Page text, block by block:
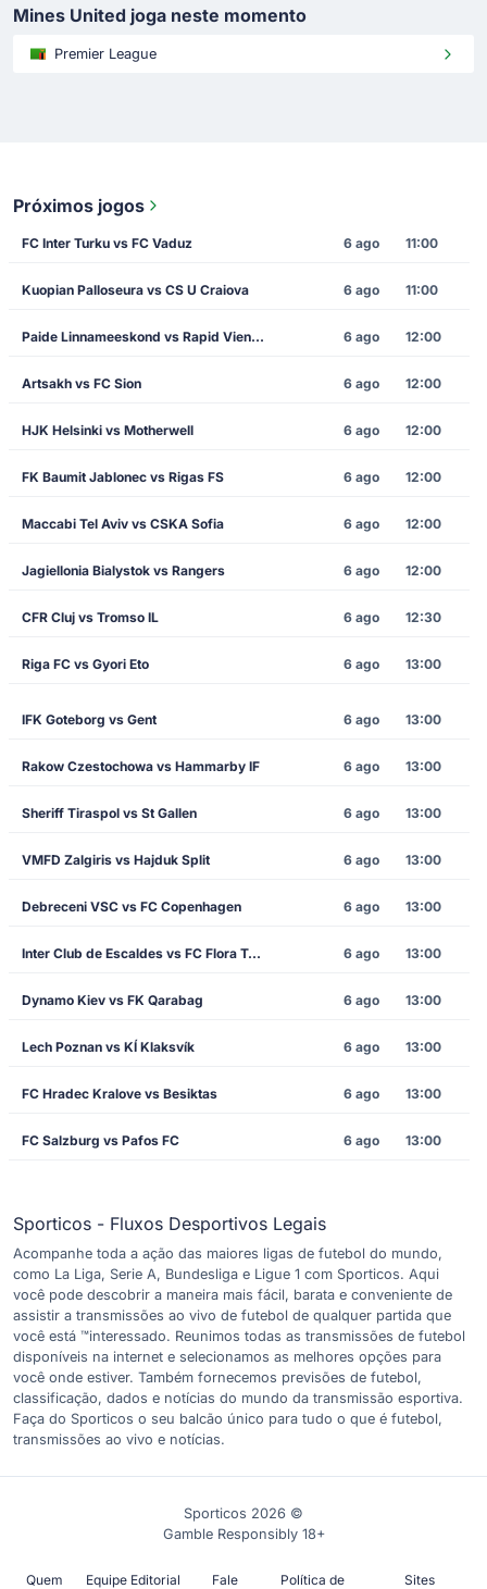
Mines United joga neste momento
Premier League
Próximos jogos
FC Inter Turku vs FC Vaduz 6 ago 11:00
Kuopian Palloseura vs CS U Craiova 6 ago 11:00
Paide Linnameeskond vs Rapid Vienna 6 ago 12:00
Artsakh vs FC Sion 6 ago 12:00
HJK Helsinki vs Motherwell 6 ago 12:00
FK Baumit Jablonec vs Rigas FS 6 ago 12:00
Maccabi Tel Aviv vs CSKA Sofia 6 ago 12:00
Jagiellonia Bialystok vs Rangers 6 ago 12:00
CFR Cluj vs Tromso IL 6 ago 12:30
Riga FC vs Gyori Eto 6 ago 13:00
IFK Goteborg vs Gent 6 ago 13:00
Rakow Czestochowa vs Hammarby IF 6 ago 13:00
Sheriff Tiraspol vs St Gallen 6 ago 13:00
VMFD Zalgiris vs Hajduk Split 6 ago 13:00
Debreceni VSC vs FC Copenhagen 6 ago 13:00
Inter Club de Escaldes vs FC Flora Tallinn 6 ago 13:00
Dynamo Kiev vs FK Qarabag 6 ago 13:00
Lech Poznan vs KÍ Klaksvík 6 ago 13:00
FC Hradec Kralove vs Besiktas 6 ago 13:00
FC Salzburg vs Pafos FC 6 ago 13:00
Sporticos - Fluxos Desportivos Legais
Acompanhe toda a ação das maiores ligas de futebol do mundo,
como La Liga, Serie A, Bundesliga e Ligue 1 com Sporticos. Aqui
você pode descobrir a maneira mais fácil, barata e conveniente de
assistir a transmissões ao vivo de futebol de qualquer partida que
você está ™interessado. Reunimos todas as transmissões de futebol
disponíveis na internet e selecionamos as melhores opções para
você onde estiver. Também fornecemos previsões de futebol,
classificação, dados e notícias do mundo da transmissão esportiva.
Faça do Sporticos o seu balcão único para tudo o que é futebol,
transmissões ao vivo e notícias.
Sporticos 2026 ©
Gamble Responsibly 18+
Quem Equipe Editorial Fale Política de Sites